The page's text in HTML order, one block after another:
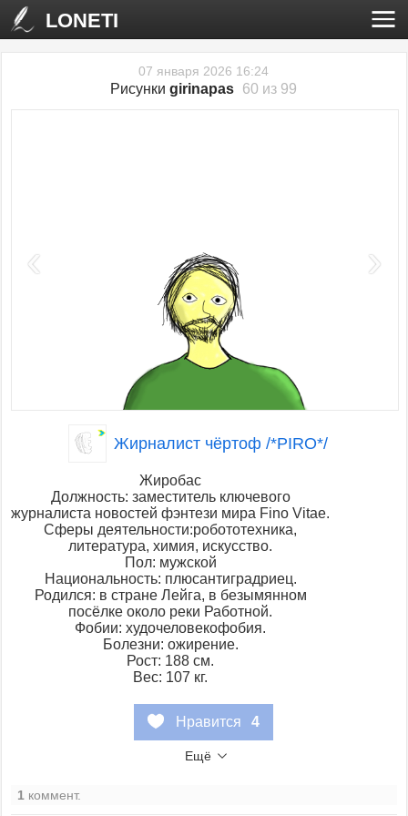
LONETI
07 января 2026 16:24
Рисункиgirinapas 60 из 99
‹ ›
Жирналист чёртоф /*PIRO*/
Жиробас
Должность: заместитель ключевого
журналиста новостей фэнтези мира Fino Vitae.
Сферы деятельности:робототехника,
литература, химия, искусство.
Пол: мужской
Национальность: плюсантиградриец.
Родился: в стране Лейга, в безымянном
посёлке около реки Работной.
Фобии: худочеловекофобия.
Болезни: ожирение.
Рост: 188 см.
Вес: 107 кг.
Нравится 4
Ещё
1 коммент.